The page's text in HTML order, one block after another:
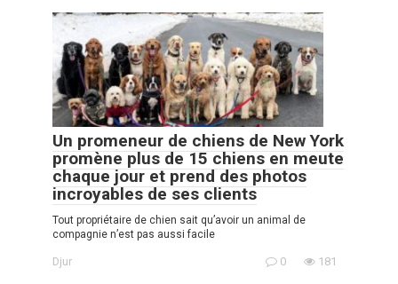
Un promeneur de chiens de New York
promène plus de 15 chiens en meute
chaque jour et prend des photos
incroyables de ses clients
Tout propriétaire de chien sait qu’avoir un animal de
compagnie n’est pas aussi facile
Djur 0 181